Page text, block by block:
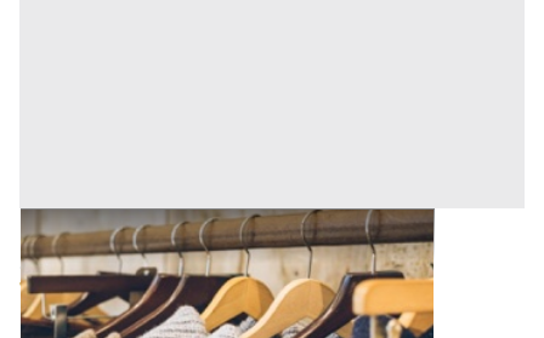
Marchi all'asta a Padova
Padova (Padova)
Offerta minima
790 €